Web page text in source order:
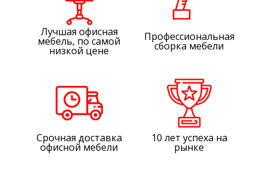
Лучшая офисная
мебель, по самой
низкой цене
Профессиональная
сборка мебели
Срочная доставка
офисной мебели
10 лет успеха на
рынке